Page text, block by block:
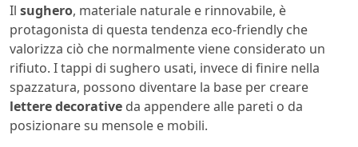
Il sughero, materiale naturale e rinnovabile, è
protagonista di questa tendenza eco-friendly che
valorizza ciò che normalmente viene considerato un
rifiuto. I tappi di sughero usati, invece di finire nella
spazzatura, possono diventare la base per creare
lettere decorative da appendere alle pareti o da
posizionare su mensole e mobili.